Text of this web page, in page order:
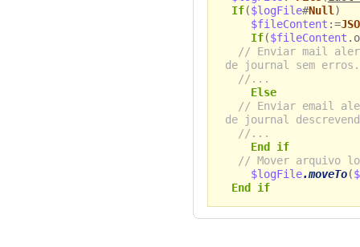
If($logFile#Null )
$fileContent :=
If($fileContent
// Enviar mail
de journal sem erros.
//...
Else
// Enviar email
de journal
//...
End if
// Mover arquivo
$logFile.moveTo(
End if